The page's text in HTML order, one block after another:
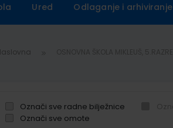
Ured Odlaganje i arhiviranje
Označi sve radne bilježnice
Označi sve omote